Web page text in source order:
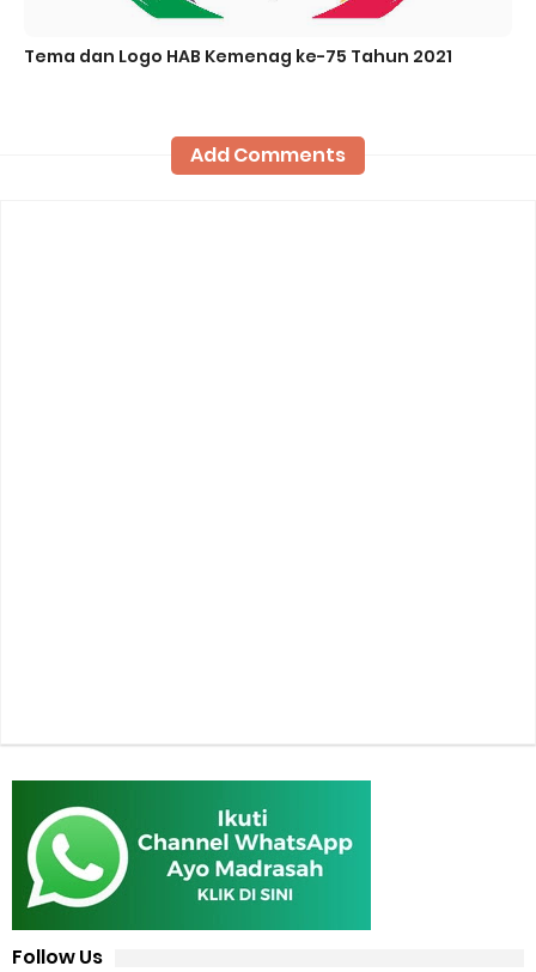
Tema dan Logo HAB Kemenag ke-75 Tahun 2021
Add Comments
Follow Us